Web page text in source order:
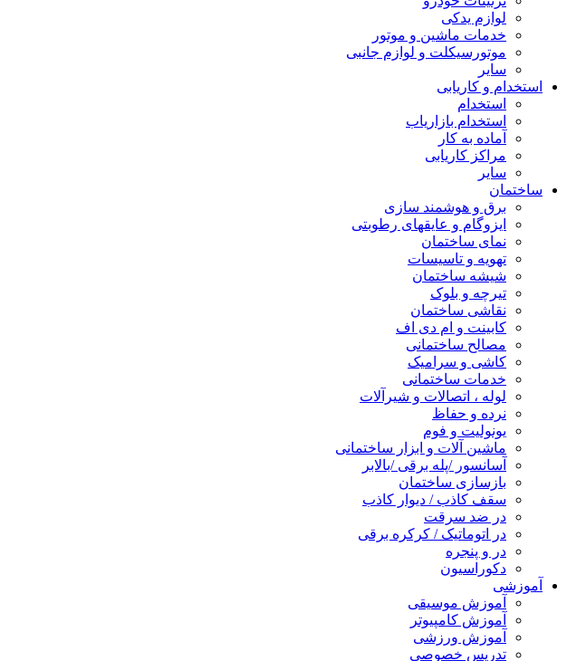
لوازم یدکی
خدمات ماشین و موتور
موتورسیکلت و لوازم جانبی
سایر
استخدام و کاریابی
استخدام
استخدام بازاریاب
آماده به کار
مراکز کاریابی
سایر
ساختمان
برق و هوشمند سازی
ایزوگام و عایقهای رطوبتی
نمای ساختمان
تهویه و تاسیسات
شیشه ساختمان
تیرچه و بلوک
نقاشی ساختمان
کابینت و ام دی اف
مصالح ساختمانی
کاشی و سرامیک
خدمات ساختمانی
لوله ، اتصالات و شیرآلات
نرده و حفاظ
یونولیت و فوم
ماشین آلات و ابزار ساختمانی
آسانسور /پله برقی /بالابر
بازسازی ساختمان
سقف کاذب / دیوار کاذب
در ضد سرقت
در اتوماتیک / کرکره برقی
در و پنجره
دکوراسیون
آموزشی
آموزش موسیقی
آموزش کامپیوتر
آموزش ورزشی
تدریس خصوصی